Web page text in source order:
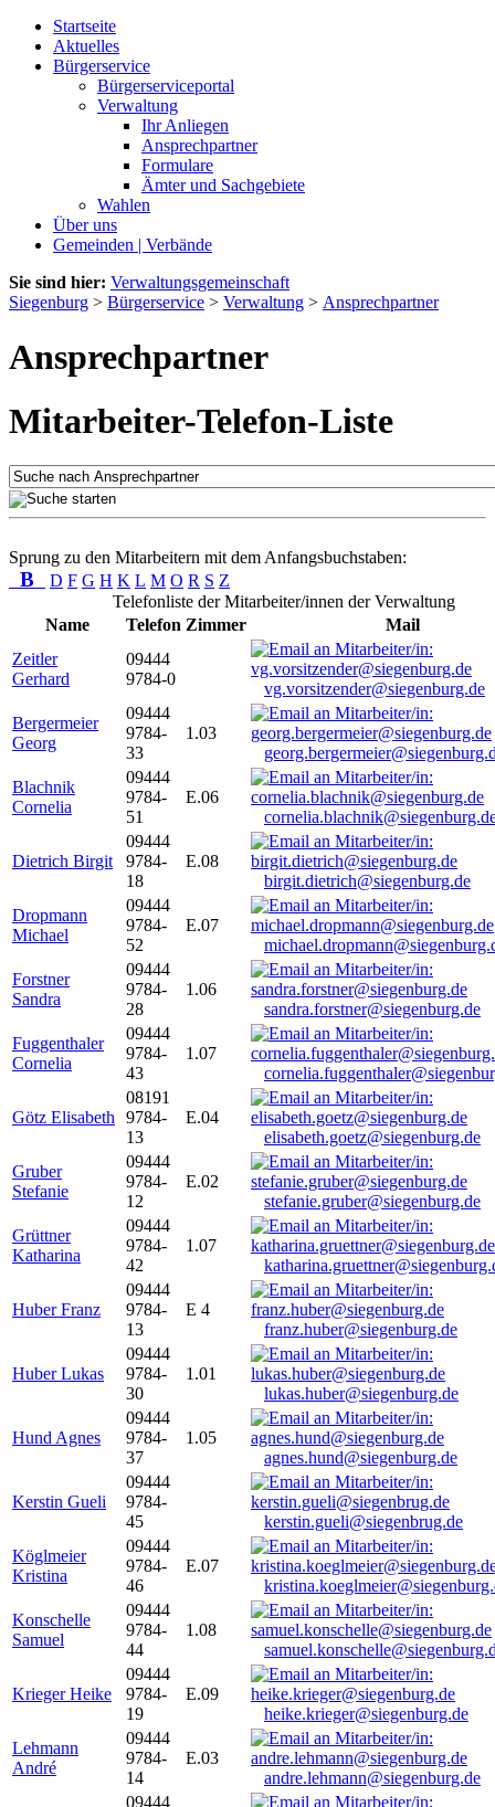
Startseite
Aktuelles
Bürgerservice
Bürgerserviceportal
Verwaltung
Ihr Anliegen
Ansprechpartner
Formulare
Ämter und Sachgebiete
Wahlen
Über uns
Gemeinden | Verbände
Sie sind hier: Verwaltungsgemeinschaft
Siegenburg > Bürgerservice > Verwaltung > Ansprechpartner
Ansprechpartner
Mitarbeiter-Telefon-Liste
Sprung zu den Mitarbeitern mit dem Anfangsbuchstaben:
B D F G H K L M O R S Z
Telefonliste der Mitarbeiter/innen der Verwaltung
Name
Telefon Zimmer
Mail
Zeitler
Gerhard
09444
9784-0
vg.vorsitzender@siegenburg.de
Bergermeier
Georg
09444
9784-
33
1.03
Blachnik
Cornelia
09444
9784-
51
E.06
Dietrich Birgit
09444
9784-
18
E.08
birgit.dietrich@siegenburg.de
Dropmann
Michael
09444
9784-
52
E.07
Forstner
Sandra
09444
9784-
28
1.06
sandra.forstner@siegenburg.de
Fuggenthaler
Cornelia
09444
9784-
43
1.07
Götz Elisabeth
08191
9784-
13
E.04
elisabeth.goetz@siegenburg.de
Gruber
Stefanie
09444
9784-
12
E.02
stefanie.gruber@siegenburg.de
Grüttner
Katharina
09444
9784-
42
1.07
Huber Franz
09444
9784-
13
E 4
franz.huber@siegenburg.de
Huber Lukas
09444
9784-
30
1.01
lukas.huber@siegenburg.de
Hund Agnes
09444
9784-
37
1.05
agnes.hund@siegenburg.de
Kerstin Gueli
09444
9784-
45
kerstin.gueli@siegenbrug.de
Köglmeier
Kristina
09444
9784-
46
E.07
Konschelle
Samuel
09444
9784-
44
1.08
Krieger Heike
09444
9784-
19
E.09
heike.krieger@siegenburg.de
Lehmann
André
09444
9784-
14
E.03
andre.lehmann@siegenburg.de
09444